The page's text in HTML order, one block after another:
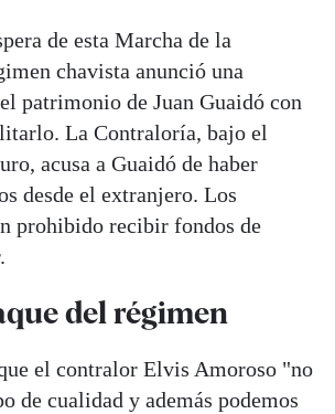
de esta Marcha de la
chavista anunció una
patrimonio de Juan Guaidó con
La Contraloría, bajo el
acusa a Guaidó de haber
desde el extranjero. Los
prohibido recibir fondos de
del régimen
el contralor Elvis Amoroso "no
de cualidad y además podemos